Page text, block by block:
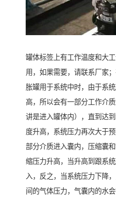
罐体标签上有工作温度和大
用，如果需要，请联系厂家
胀罐用于系统中时，由于系
高，所以会有一部分工作介
讲是进入罐体内），直到达
度升高，系统压力再次大于
部分介质进入囊内，压缩囊
缩压力升高，当升高到跟系
入，反之，当系统压力下降
间的气体压力，气囊内的水